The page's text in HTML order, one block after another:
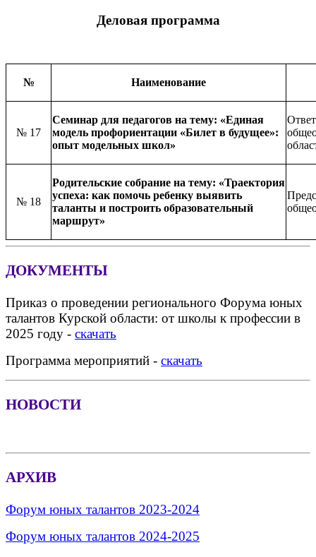
Деловая программа
№ Наименование
№ 17
Семинар для педагогов на тему: «Единая
модель профориентации «Билет в будущее»:
опыт модельных школ»
№ 18
Родительские собрание на тему: «Траектория
успеха: как помочь ребенку выявить
таланты и построить образовательный
маршрут»
ДОКУМЕНТЫ
Приказ о проведении регионального Форума юных
талантов Курской области: от школы к профессии в
2025 году - скачать
Программа мероприятий - скачать
НОВОСТИ
АРХИВ
Форум юных талантов 2023-2024
Форум юных талантов 2024-2025